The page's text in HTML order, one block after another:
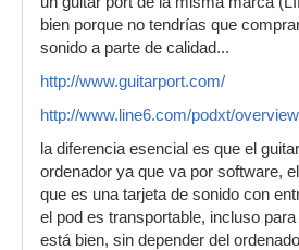
bien porque no tendrías que
sonido a parte de calidad...
http://www.guitarport.com/
http://www.line6.com/podxt/
la diferencia esencial es que el
ordenador ya que va por software,
que es una tarjeta de sonido con
el pod es transportable, incluso
está bien, sin depender del